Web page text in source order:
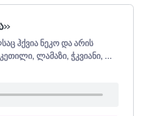
ჰქვია ნეკო და არის
ლამაზი, ჭკვიანი, ...